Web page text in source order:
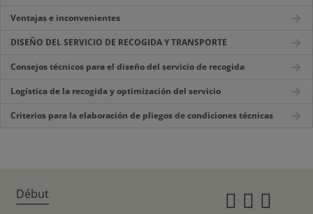
Ventajas e inconvenientes
DISEÑO DEL SERVICIO DE RECOGIDA Y TRANSPORTE
Consejos técnicos para el diseño del servicio de recogida
Logística de la recogida y optimización del servicio
Criterios para la elaboración de pliegos de condiciones técnicas
Début